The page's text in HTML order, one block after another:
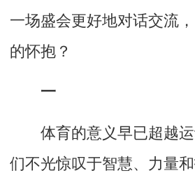
一场盛会更好地对话交流
的怀抱？
一
体育的意义早已超越运
们不光惊叹于智慧、力量